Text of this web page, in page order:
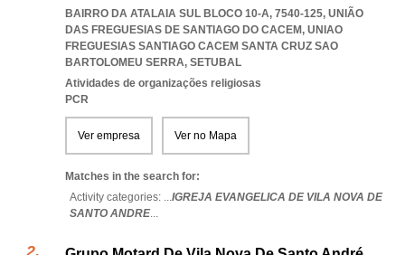
BAIRRO DA ATALAIA SUL BLOCO 10-A, 7540-125, UNIÃO
DAS FREGUESIAS DE SANTIAGO DO CACEM, UNIAO
FREGUESIAS SANTIAGO CACEM SANTA CRUZ SAO
BARTOLOMEU SERRA, SETUBAL
Atividades de organizações religiosas
PCR
Ver empresa Ver no Mapa
Matches in the search for:
Activity categories: ...IGREJA EVANGELICA DE VILA NOVA DE
SANTO ANDRE...